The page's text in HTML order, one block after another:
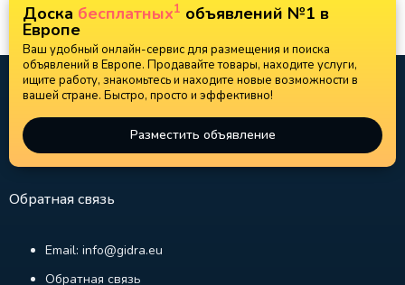
Доска бесплатных1 объявлений №1 в
Европе
Ваш удобный онлайн-сервис для размещения и поиска
объявлений в Европе. Продавайте товары, находите услуги,
ищите работу, знакомьтесь и находите новые возможности в
вашей стране. Быстро, просто и эффективно!
Разместить объявление
Обратная связь
Email: info@gidra.eu
Обратная связь